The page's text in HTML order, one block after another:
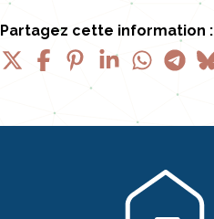
Partagez cette information :